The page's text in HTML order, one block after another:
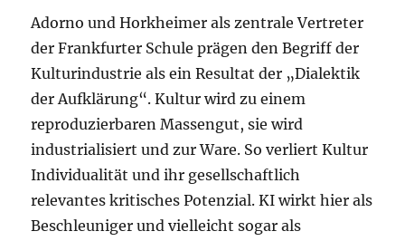
Adorno und Horkheimer als zentrale Vertreter
der Frankfurter Schule prägen den Begriff der
Kulturindustrie als ein Resultat der „Dialektik
der Aufklärung“. Kultur wird zu einem
reproduzierbaren Massengut, sie wird
industrialisiert und zur Ware. So verliert Kultur
Individualität und ihr gesellschaftlich
relevantes kritisches Potenzial. KI wirkt hier als
Beschleuniger und vielleicht sogar als